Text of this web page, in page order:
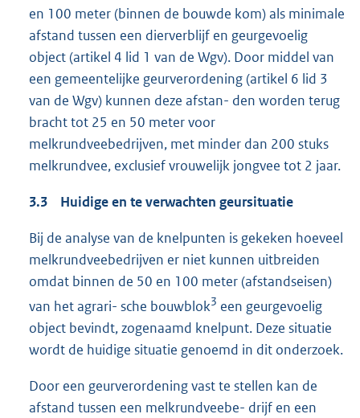
en 100 meter (binnen de bouwde kom) als minimale
afstand tussen een dierverblijf en geurgevoelig
object (artikel 4 lid 1 van de Wgv). Door middel van
een gemeentelijke geurverordening (artikel 6 lid 3
van de Wgv) kunnen deze afstan- den worden terug
bracht tot 25 en 50 meter voor
melkrundveebedrijven, met minder dan 200 stuks
melkrundvee, exclusief vrouwelijk jongvee tot 2 jaar.
3.3 Huidige en te verwachten geursituatie
Bij de analyse van de knelpunten is gekeken hoeveel
melkrundveebedrijven er niet kunnen uitbreiden
omdat binnen de 50 en 100 meter (afstandseisen)
van het agrari- sche bouwblok3 een geurgevoelig
object bevindt, zogenaamd knelpunt. Deze situatie
wordt de huidige situatie genoemd in dit onderzoek.
Door een geurverordening vast te stellen kan de
afstand tussen een melkrundveebe- drijf en een